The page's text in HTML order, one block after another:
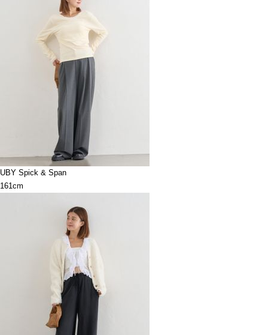
UBY Spick & Span
161cm